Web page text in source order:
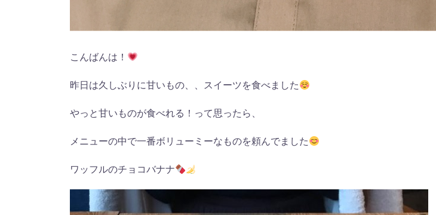
こんばんは！
昨日は久しぶりに甘いもの、、スイーツを食べました
やっと甘いものが食べれる！って思ったら、
メニューの中で一番ボリューミーなものを頼んでました
ワッフルのチョコバナナ